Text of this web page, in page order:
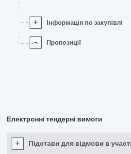
+ Інформація по закупівлі
- Пропозиції
Електронні тендерні вимоги
+ Підстави для відмови в